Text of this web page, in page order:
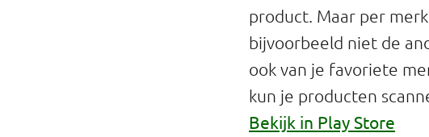
product. Maar per
bijvoorbeeld niet de
ook van je favoriete
kun je producten
Bekijk in Play Store